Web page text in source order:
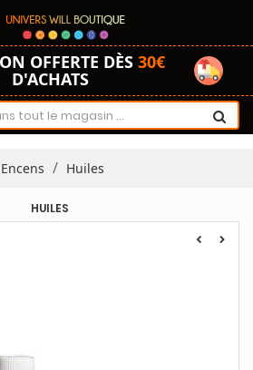
OFFERTE DÈS 30€
D'ACHATS
Huiles
HUILES